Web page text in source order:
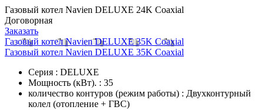
Газовый котел Navien DELUXE 24K Coaxial
Договорная
Заказать
Газовый котел Navien DELUXE 35K Coaxial
Газовый котел Navien DELUXE 35K Coaxial
Серия : DELUXE
Мощность (кВт). : 35
количество контуров (режим работы) : Двухконтурный
колел (отопление + ГВС)